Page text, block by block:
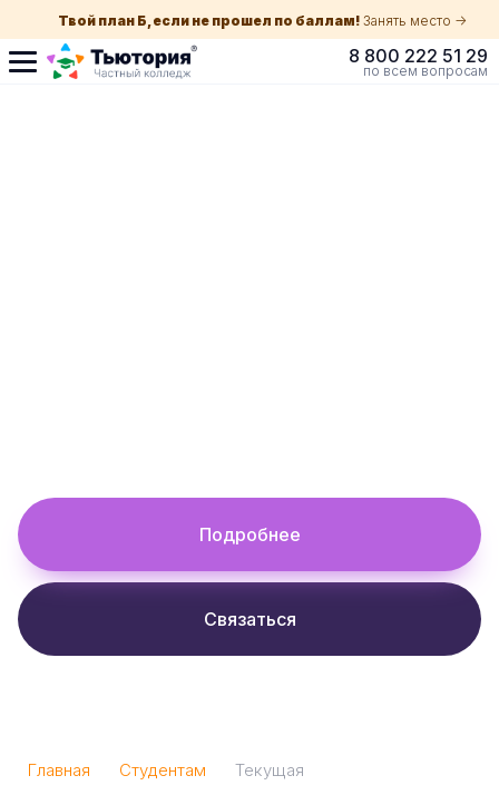
Твой план Б, если не прошел по баллам! Занять место ->
8 800 222 51 29
по всем вопросам
Подробнее
Связаться
Главная Студентам Текущая